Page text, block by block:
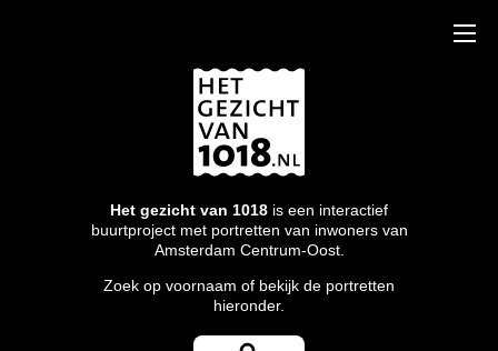
Het gezicht van 1018 is een interactief
buurtproject met portretten van inwoners van
Amsterdam Centrum-Oost.
Zoek op voornaam of bekijk de portretten
hieronder.